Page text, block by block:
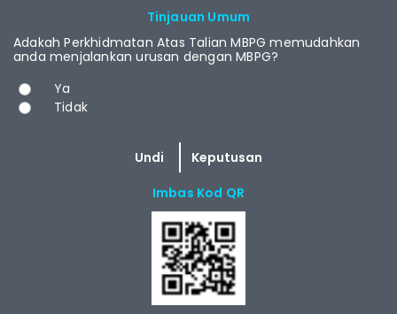
Tinjauan Umum
Adakah Perkhidmatan Atas Talian MBPG memudahkan
anda menjalankan urusan dengan MBPG?
Pilihan
Ya
Tidak
Imbas Kod QR